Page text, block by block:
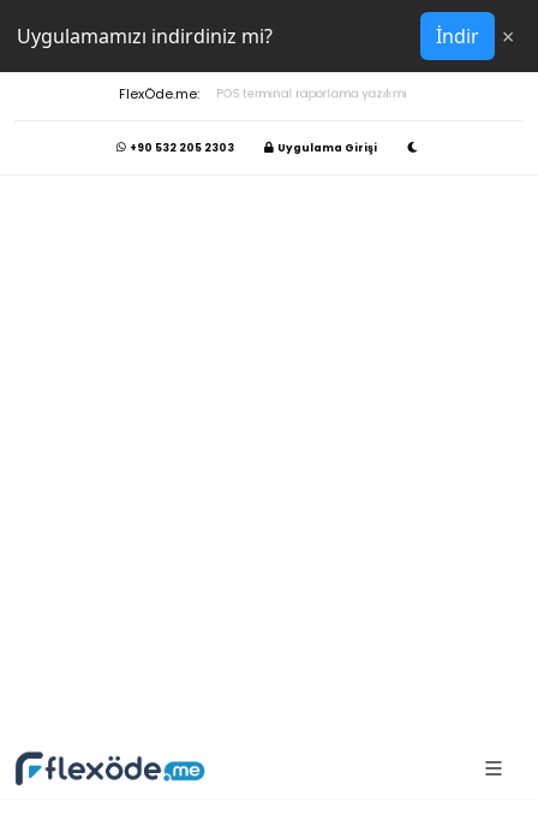
Uygulamamızı indirdiniz mi? İndir ×
FlexÖde.me: POS terminal raporlama yazılımı
+90 532 205 2303 Uygulama Girişi